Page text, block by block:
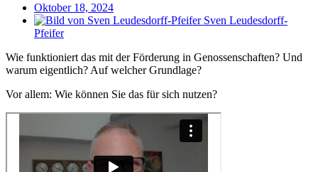
Oktober 18, 2024
Sven Leudesdorff-
Pfeifer
Wie funktioniert das mit der Förderung in Genossenschaften? Und
warum eigentlich? Auf welcher Grundlage?
Vor allem: Wie können Sie das für sich nutzen?